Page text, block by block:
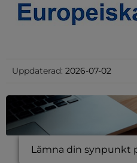
Uppdaterad: 2026-07-02
Lämna din synpunkt